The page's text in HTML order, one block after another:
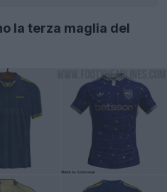
la terza maglia del